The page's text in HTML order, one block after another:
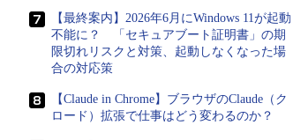
【最終案内】2026年6月にWindows 11が起動
不能に？ 「セキュアブート証明書」の期
限切れリスクと対策、起動しなくなった場
合の対応策
【Claude in Chrome】ブラウザのClaude（ク
ロード）拡張で仕事はどう変わるのか？